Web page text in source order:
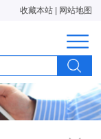
收藏本站 网站地图